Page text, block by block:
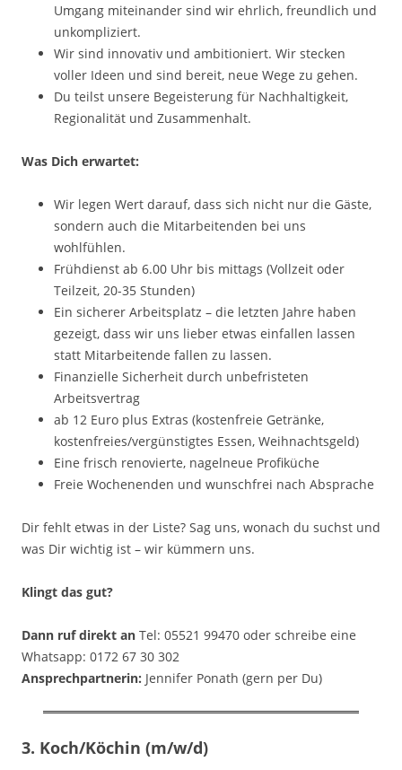
Umgang miteinander sind wir ehrlich, freundlich und
unkompliziert.
Wir sind innovativ und ambitioniert. Wir stecken
voller Ideen und sind bereit, neue Wege zu gehen.
Du teilst unsere Begeisterung für Nachhaltigkeit,
Regionalität und Zusammenhalt.
Was Dich erwartet:
Wir legen Wert darauf, dass sich nicht nur die Gäste,
sondern auch die Mitarbeitenden bei uns
wohlfühlen.
Frühdienst ab 6.00 Uhr bis mittags (Vollzeit oder
Teilzeit, 20-35 Stunden)
Ein sicherer Arbeitsplatz – die letzten Jahre haben
gezeigt, dass wir uns lieber etwas einfallen lassen
statt Mitarbeitende fallen zu lassen.
Finanzielle Sicherheit durch unbefristeten
Arbeitsvertrag
ab 12 Euro plus Extras (kostenfreie Getränke,
kostenfreies/vergünstigtes Essen, Weihnachtsgeld)
Eine frisch renovierte, nagelneue Profiküche
Freie Wochenenden und wunschfrei nach Absprache
Dir fehlt etwas in der Liste? Sag uns, wonach du suchst und
was Dir wichtig ist – wir kümmern uns.
Klingt das gut?
Dann ruf direkt an Tel: 05521 99470 oder schreibe eine
Whatsapp: 0172 67 30 302
Ansprechpartnerin: Jennifer Ponath (gern per Du)
3. Koch/Köchin (m/w/d)